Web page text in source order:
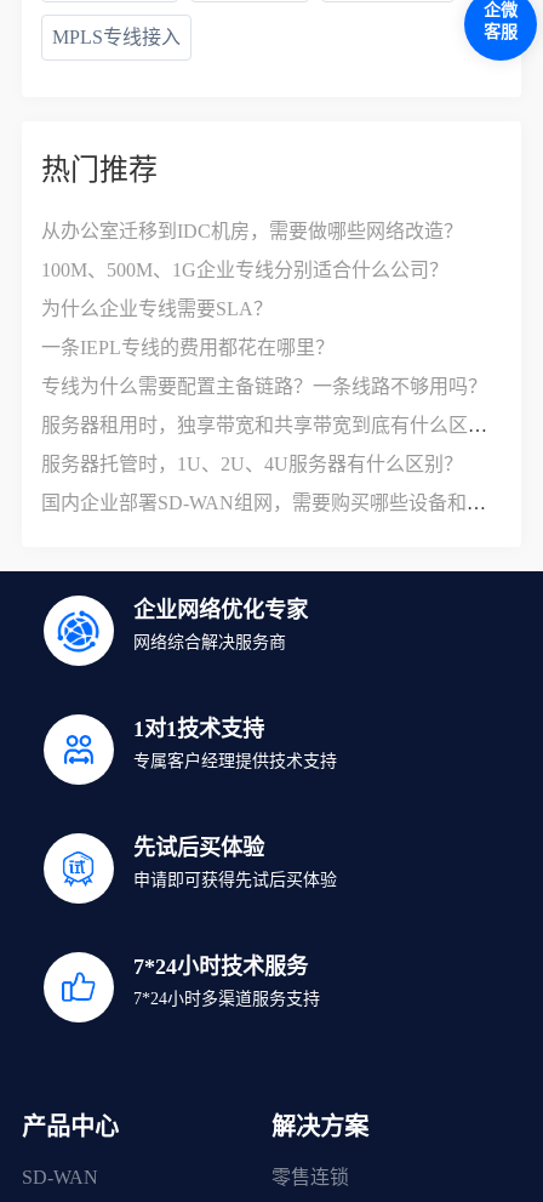
MPLS专线接入
热门推荐
从办公室迁移到IDC机房，需要做哪些网络改造？
100M、500M、1G企业专线分别适合什么公司？
为什么企业专线需要SLA？
一条IEPL专线的费用都花在哪里？
专线为什么需要配置主备链路？一条线路不够用吗？
服务器租用时，独享带宽和共享带宽到底有什么区别？
服务器托管时，1U、2U、4U服务器有什么区别？
国内企业部署SD-WAN组网，需要购买哪些设备和服务？
企业网络优化专家
网络综合解决服务商
1对1技术支持
专属客户经理提供技术支持
先试后买体验
申请即可获得先试后买体验
7*24小时技术服务
7*24小时多渠道服务支持
产品中心
SD-WAN
解决方案
零售连锁
企微
客服